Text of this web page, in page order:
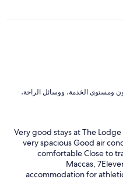
عناصر نالت الإعجاب: ⁦النظافة⁩، و⁦العاملون ومستوى الخدمة⁩، و⁦وسائل الراحة⁩،
Very good stays at The
very spacious Good air
comfortable Close to
Maccas,
accommodation for